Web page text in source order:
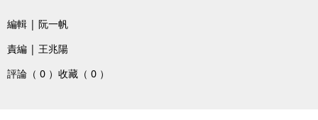
編輯 | 阮一帆
責編 | 王兆陽
評論（ 0 ） 收藏（ 0 ）